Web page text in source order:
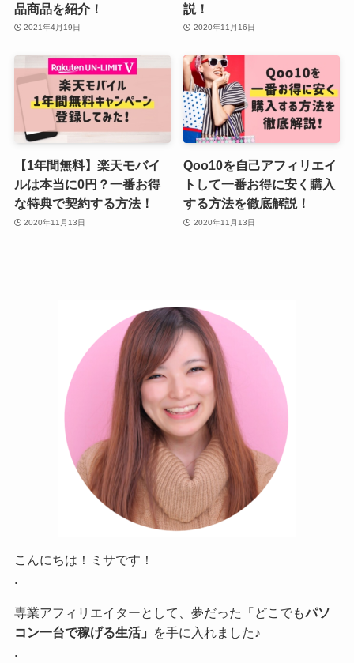
品商品を紹介！
2021年4月19日
説！
2020年11月16日
【1年間無料】楽天モバイ
ルは本当に0円？一番お得
な特典で契約する方法！
2020年11月13日
Qoo10を自己アフィリエイ
トして一番お得に安く購入
する方法を徹底解説！
2020年11月13日
こんにちは！ミサです！
.
専業アフィリエイターとして、夢だった「どこでもパソ
コン一台で稼げる生活」
を手に入れました♪